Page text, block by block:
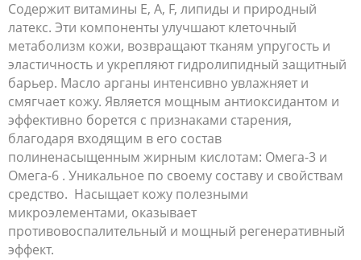
Содержит витамины E, A, F, липиды и природный
латекс. Эти компоненты улучшают клеточный
метаболизм кожи, возвращают тканям упругость и
эластичность и укрепляют гидролипидный защитный
барьер. Масло арганы интенсивно увлажняет и
смягчает кожу. Является мощным антиоксидантом и
эффективно борется с признаками старения,
благодаря входящим в его состав
полиненасыщенным жирным кислотам: Омега-3 и
Омега-6 . Уникальное по своему составу и свойствам
средство. Насыщает кожу полезными
микроэлементами, оказывает
противовоспалительный и мощный регенеративный
эффект.